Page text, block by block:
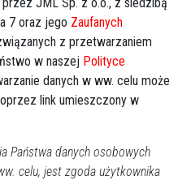
wiadomości
źródeł w Google News.
Google News
7 oraz jego Zaufanych
z przetwarzaniem
w naszej Polityce
danych w ww. celu może
link umieszczony w
Państwa danych osobowych
celu, jest zgoda użytkownika